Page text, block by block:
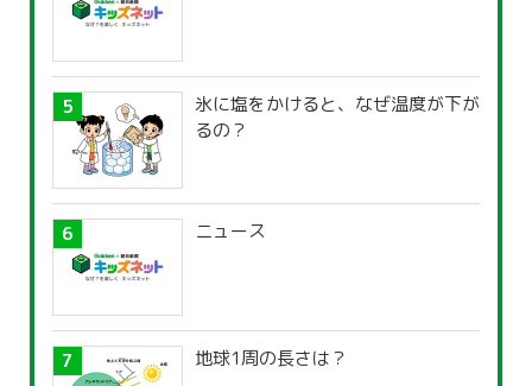
氷に塩をかけると、なぜ温度が下が
るの？
ニュース
地球1周の長さは？